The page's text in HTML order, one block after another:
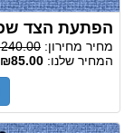
הפתעת הצד
מחיר מחירון:
המחיר שלנו: ₪85.00